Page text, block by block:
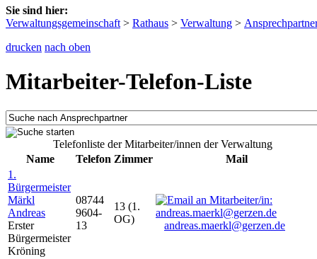
Sie sind hier:
Verwaltungsgemeinschaft > Rathaus > Verwaltung >
drucken nach oben
Mitarbeiter-Telefon-Liste
Telefonliste der Mitarbeiter/innen der Verwaltung
Name
Telefon Zimmer
Mail
1.
Bürgermeister
Märkl
Andreas
Erster
Bürgermeister
Kröning
08744
9604-
13
13 (1.
OG)
andreas.maerkl@gerzen.de